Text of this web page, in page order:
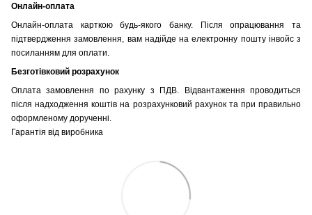
Онлайн-оплата
Онлайн-оплата карткою будь-якого банку. Після опрацювання та
підтвердження замовлення, вам надійде на електронну пошту інвойс з
посиланням для оплати.
Безготівковий розрахунок
Оплата замовлення по рахунку з ПДВ. Відвантаження проводиться
після надходження коштів на розрахунковий рахунок та при правильно
оформленому дорученні.
Гарантія від виробника